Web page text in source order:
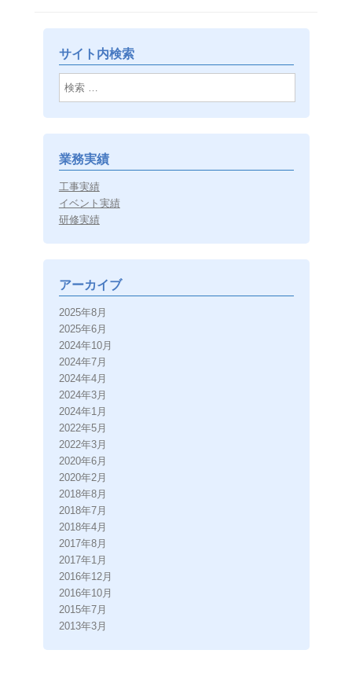
サイト内検索
検索
業務実績
工事実績
イベント実績
研修実績
アーカイブ
2025年8月
2025年6月
2024年10月
2024年7月
2024年4月
2024年3月
2024年1月
2022年5月
2022年3月
2020年6月
2020年2月
2018年8月
2018年7月
2018年4月
2017年8月
2017年1月
2016年12月
2016年10月
2015年7月
2013年3月